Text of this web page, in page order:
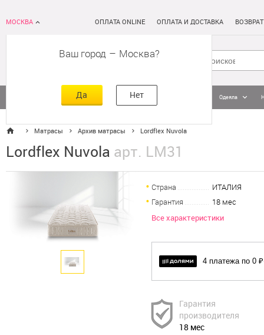
МОСКВА
Ваш город – Москва
Да Нет
ОПЛАТА ONLINE ОПЛАТА И ДОСТАВКА
Кровати Постельное белье Одеяла
Матрасы Архив матрасы Lordflex Nuvola
Lordflex Nuvola арт. LM31
Страна
ИТАЛИЯ
Гарантия
18 мес
Все характеристики
4 платежа по 0 ₽
Гарантия
производителя
18 мес